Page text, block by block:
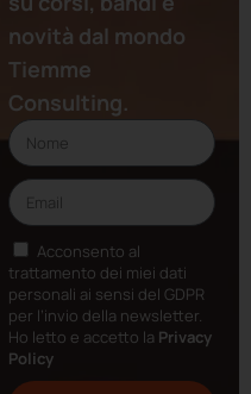
novità dal mondo
Tiemme
Consulting.
Acconsento al
trattamento dei miei dati
personali ai sensi del GDPR
per l’invio della newsletter.
Ho letto e accetto la Privacy
Policy